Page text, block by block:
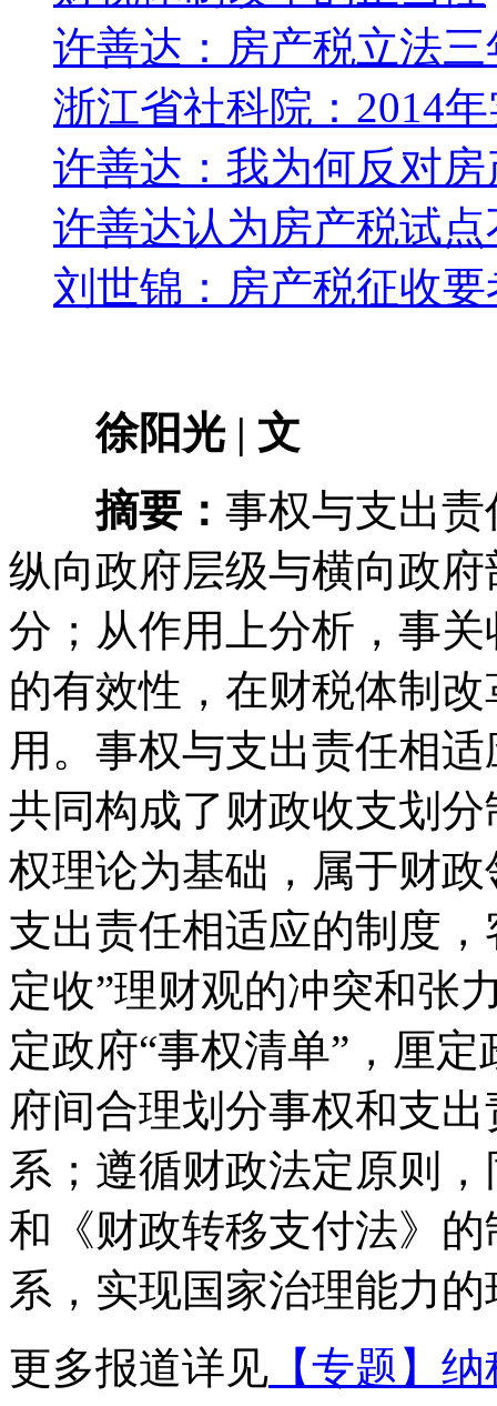
许善达：房产税立法
浙江省社科院：2014
许善达：我为何反对房
许善达认为房产税试
刘世锦：房产税征收
徐阳光 | 文
摘要： 事权与支出
纵向政府层级与横向政
分；从作用上分析，事
的有效性，在财税体制
用。事权与支出责任相
共同构成了财政收支划
权理论为基础，属于财
支出责任相适应的制度
定收”理财观的冲突和张
定政府“事权清单”，厘
府间合理划分事权和支
系；遵循财政法定原则
和《财政转移支付法》
系，实现国家治理能力
更多报道详见 【专题】